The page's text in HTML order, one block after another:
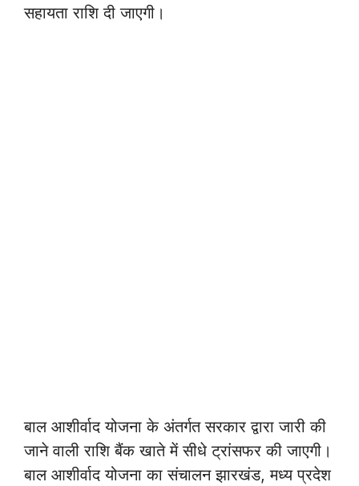
सहायता राशि दी जाएगी।
बाल आशीर्वाद योजना के अंतर्गत सरकार द्वारा जारी की
जाने वाली राशि बैंक खाते में सीधे ट्रांसफर की जाएगी।
बाल आशीर्वाद योजना का संचालन झारखंड, मध्य प्रदेश